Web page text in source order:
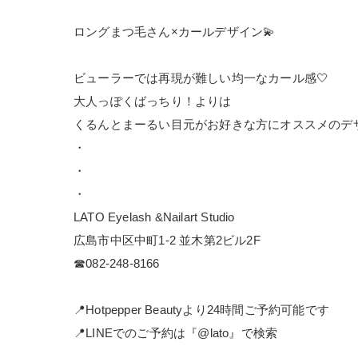
ロングまつ毛さん×カールデザイン💫
ビューラーでは再現が難しい均一なカール感🤍
大人っぽくばっちり！よりは
くるんとまーるい目元がお好きな方にオススメのデ
・
・
・
LATO Eyelash &Nailart Studio
広島市中区中町1-2 並木第2ビル2F
☎︎082-248-8166
📍Hotpepper Beautyより24時間ご予約可能です
📍LINEでのご予約は『@lato』で検索